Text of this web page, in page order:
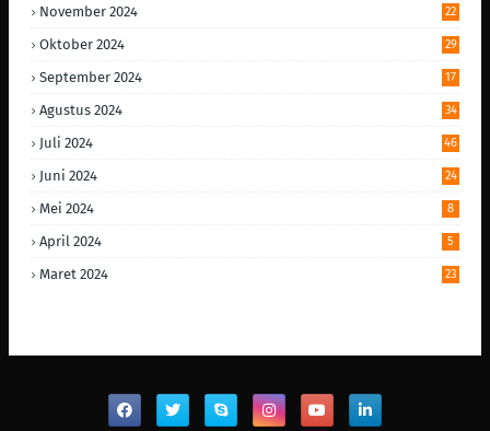
November 2024 22
Oktober 2024 29
September 2024 17
Agustus 2024 34
Juli 2024 46
Juni 2024 24
Mei 2024 8
April 2024 5
Maret 2024 23